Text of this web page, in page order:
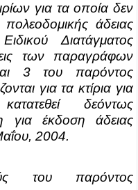
για τα οποία δεν
πολεοδομικής άδειας
Διατάγματος
των παραγράφων
3 του παρόντος
για τα κτίρια για
δεόντως
για έκδοση άδειας
2004.
του παρόντος